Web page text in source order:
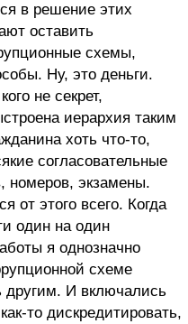
в решение этих
оставить
схемы,
Ну, это деньги.
не секрет,
иерархия таким
хоть что-то,
согласовательные
экзамены.
от этого всего. Когда
один на один
я однозначно
схеме
другим. И включались
то дискредитировать,